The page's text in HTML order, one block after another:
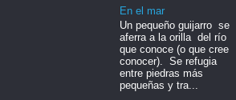
En el mar
Un pequeño guijarro se
aferra a la orilla del río
que conoce (o que cree
conocer). Se refugia
entre piedras más
pequeñas y tra...